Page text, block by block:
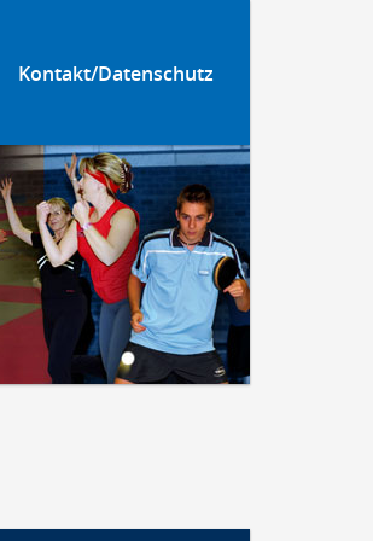
Kontakt/Datenschutz